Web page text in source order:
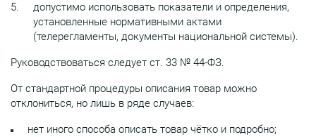
допустимо использовать показатели и определения,
установленные нормативными актами
(телерегламенты, документы национальной системы).
Руководствоваться следует ст. 33 № 44-ФЗ.
От стандартной процедуры описания товар можно
отклониться, но лишь в ряде случаев:
нет иного способа описать товар чётко и подробно;